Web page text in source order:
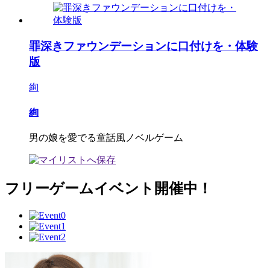
罪深きファウンデーションに口付けを・体験
版
絢
絢
男の娘を愛でる童話風ノベルゲーム
フリーゲームイベント開催中！